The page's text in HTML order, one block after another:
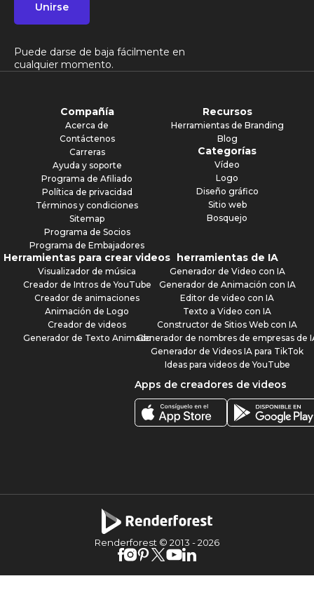
Unirse
Puede darse de baja fácilmente en
cualquier momento.
Compañía
Acerca de
Contáctenos
Carreras
Ayuda y soporte
Programa de Afiliado
Política de privacidad
Términos y condiciones
Sitemap
Programa de Socios
Programa de Embajadores
Recursos
Herramientas de Branding
Blog
Categorías
Vídeo
Logo
Diseño gráfico
Sitio web
Bosquejo
Herramientas para crear videos
Visualizador de música
Creador de Intros de YouTube
Creador de animaciones
Animación de Logo
Creador de videos
Generador de Texto Animado
herramientas de IA
Generador de Video con IA
Generador de Animación con IA
Editor de video con IA
Texto a Video con IA
Constructor de Sitios Web con IA
Generador de nombres de empresas de
Generador de Videos IA para TikTok
Ideas para videos de YouTube
Apps de creadores de videos
Renderforest © 2013 -2026